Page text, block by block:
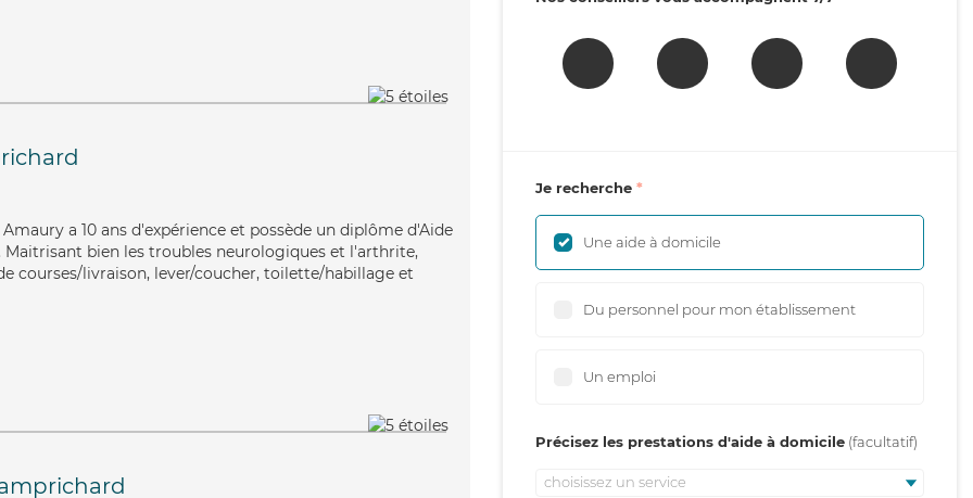
a 10 ans d'expérience et possède un diplôme d'Aide
Maitrisant bien les troubles neurologiques et l'arthrite,
courses/livraison, lever/coucher, toilette/habillage et
Je recherche
Une aide à domicile
Du personnel pour mon établissement
Un emploi
Précisez les prestations d'aide à domicile
choisissez un service